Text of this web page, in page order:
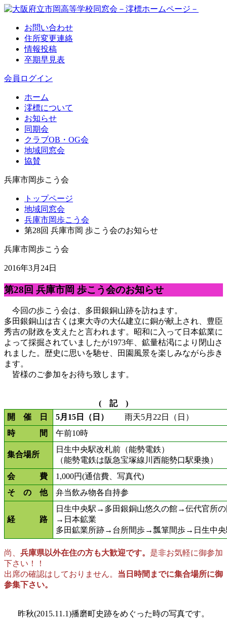
お問い合わせ
住所変更連絡
情報投稿
卒期早見表
会員ログイン
ホーム
澪標について
お知らせ
同期会
クラブOB・OG会
地域同窓会
協賛
兵庫市岡歩こう会
トップページ
地域同窓会
兵庫市岡歩こう会
第28回 兵庫市岡 歩こう会のお知らせ
兵庫市岡歩こう会
2016年3月24日
第28回 兵庫市岡 歩こう会のお知らせ
今回の歩こう会は、多田銀銅山跡を訪ねます。
多田銀銅山は古くは東大寺の大仏建立に銅が献上され、豊臣
秀吉の財政を支えたと言われます。昭和に入って日本鉱業に
よって採掘されていましたが1973年、鉱量枯渇により閉山さ
れました。歴史に思いを馳せ、田園風景を楽しみながら歩き
ます。
皆様のご参加をお待ち致します。
( 記 )
開 催 日
5月15日（日）
雨天5月22日（日）
時 間
午前10時
集合場所
日生中央駅改札前（能勢電鉄）
（能勢電鉄は阪急宝塚線川西能勢口駅乗換）
会 費
1,000円(通信費、写真代)
そ の 他
弁当飲み物各自持参
経 路
日生中央駅→多田銀銅山悠久の館→伝代官所
→日本鉱業
多田鉱業所跡→台所間歩→瓢箪間歩→日生中央
尚、 兵庫県以外在住の方も大歓迎です。 是非お気軽に御参加
下さい！！
出席の確認はしておりません。 当日時間までに集合場所に御
参集下さい。
昨秋(2015.11.1)播磨町史跡をめぐった時の写真です。